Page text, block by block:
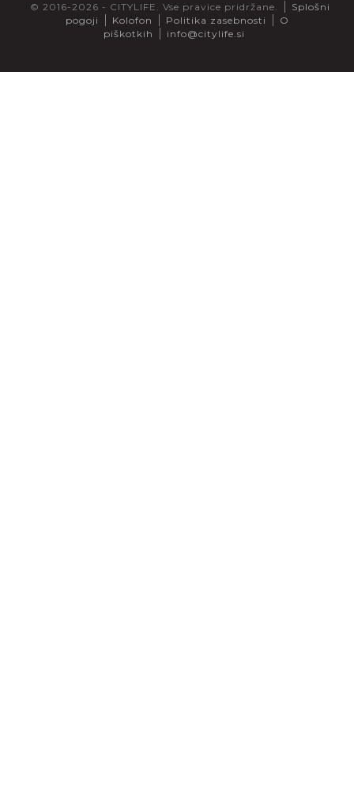
© 2016-2026 - CITYLIFE. Vse pravice pridržane.
Splošni
pogoji
Kolofon Politika zasebnosti
O
piškotkih
info@citylife.si